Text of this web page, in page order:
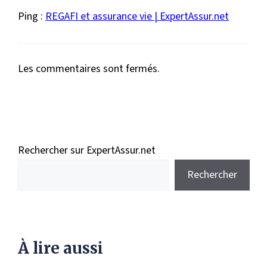
Ping : REGAFI et assurance vie | ExpertAssur.net
Les commentaires sont fermés.
Rechercher sur ExpertAssur.net
Rechercher
À lire aussi